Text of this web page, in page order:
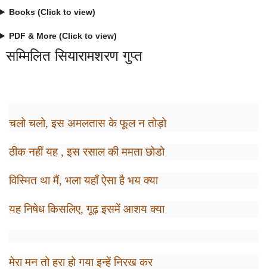
Books (Click to view)
PDF & More (Click to view)
सम्मिलित सियारामशरण गुप्त
चलो चलो,इस अमलतास के फूल न तोड़ो
ठीक नहीं यह ,इस रसाल की ममता छोडो
विस्मित था मैं, भला यहाँ ऐसा है भय क्या
यह निषेध किसलिए,गूढ़ इसमें आशय क्या
मेरा मन तो हरा हो गया इन्हें निरख कर